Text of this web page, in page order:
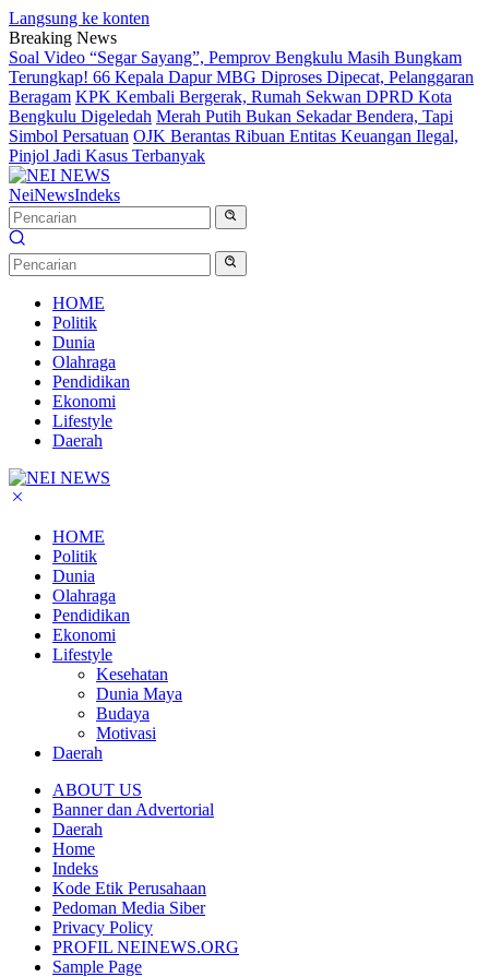
Langsung ke konten
Breaking News
Soal Video “Segar Sayang”, Pemprov Bengkulu Masih Bungkam
Terungkap! 66 Kepala Dapur MBG Diproses Dipecat, Pelanggaran
Beragam KPK Kembali Bergerak, Rumah Sekwan DPRD Kota
Bengkulu Digeledah Merah Putih Bukan Sekadar Bendera, Tapi
Simbol Persatuan OJK Berantas Ribuan Entitas Keuangan Ilegal,
Pinjol Jadi Kasus Terbanyak
NeiNewsIndeks
HOME
Politik
Dunia
Olahraga
Pendidikan
Ekonomi
Lifestyle
Daerah
HOME
Politik
Dunia
Olahraga
Pendidikan
Ekonomi
Lifestyle
Kesehatan
Dunia Maya
Budaya
Motivasi
Daerah
ABOUT US
Banner dan Advertorial
Daerah
Home
Indeks
Kode Etik Perusahaan
Pedoman Media Siber
Privacy Policy
PROFIL NEINEWS.ORG
Sample Page